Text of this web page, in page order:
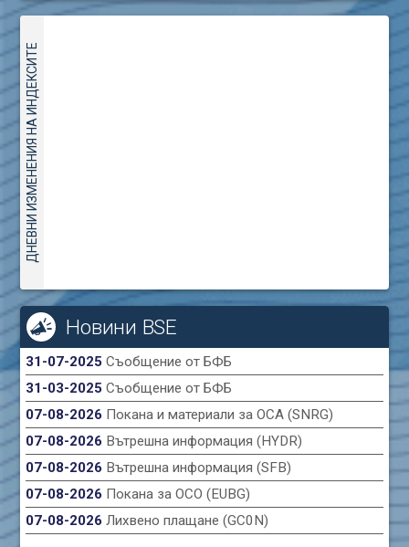
ДНЕВНИ ИЗМЕНЕНИЯ НА ИНДЕКСИТЕ
Новини BSE
31-07-2025Съобщение от БФБ
31-03-2025Съобщение от БФБ
07-08-2026 Покана и материали за ОСА (SNRG)
07-08-2026 Вътрешна информация (HYDR)
07-08-2026 Вътрешна информация (SFB)
07-08-2026 Покана за ОСО (EUBG)
07-08-2026Лихвено плащане (GC0N)